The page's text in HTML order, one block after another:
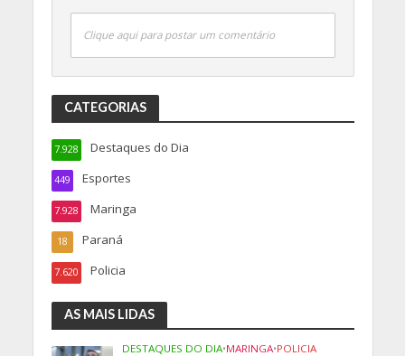
Clique aqui para postar um comentário
CATEGORIAS
Destaques do Dia
7.928
Esportes
449
Maringa
7.928
Paraná
18
Policia
7.620
AS MAIS LIDAS
DESTAQUES DO DIA•MARINGA•POLICIA